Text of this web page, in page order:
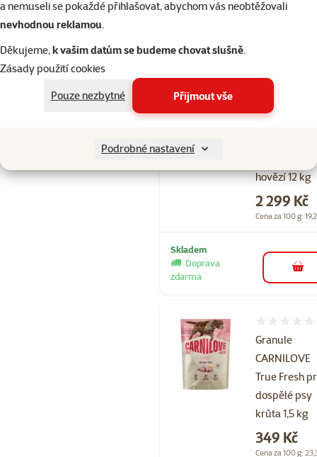
a nemuseli se pokaždé přihlašovat, abychom vás neobtěžovali
nevhodnou reklamou.
Děkujeme,k vašim datům se budeme chovat slušně.
Zásady použití cookies
Pouze nezbytné
Přijmout vše
Podrobné nastavení
CARNILOVE
hovězí 12 kg
Hodnocení
Cena
2 299 Kč
Cena za 100 g:
Skladem
Doprava
zdarma
do
Granule
CARNILOVE
True Fresh
dospělé psy
krůta 1,5 kg
Cena
349 Kč
Cena za 100 g: